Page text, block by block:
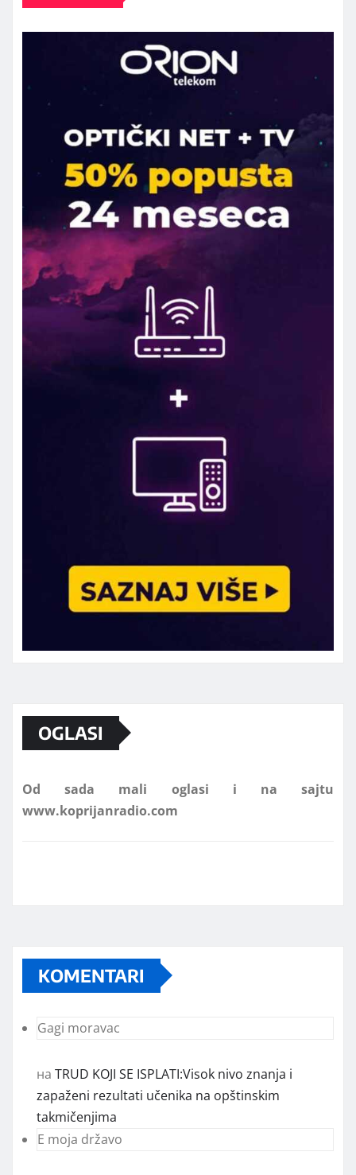
OGLASI
Od sada mali oglasi i na sajtu
KOMENTARI
Gagi moravac
на TRUD KOJI SE ISPLATI:Visok nivo znanja i
zapaženi rezultati učenika na opštinskim
takmičenjima
E moja državo